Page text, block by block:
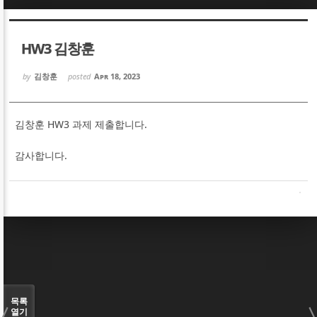
HW3 김창훈
by 김창훈 posted Apr 18, 2023
김창훈 HW3 과제 제출합니다.
감사합니다.
목록
열기
Sketchbook5, 스케치북5
Sketchbook5, 스케치북5
Sketchbook5, 스케치북5
Sketchbook5, 스케치북5